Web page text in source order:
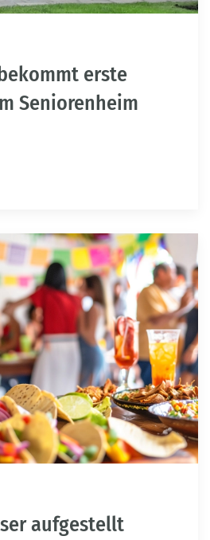
erste
Seniorenheim
aufgestellt